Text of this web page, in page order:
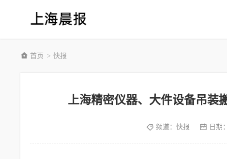
首页 > 快报
上海精密仪器、大件设备吊装
频道： 快报 日期：